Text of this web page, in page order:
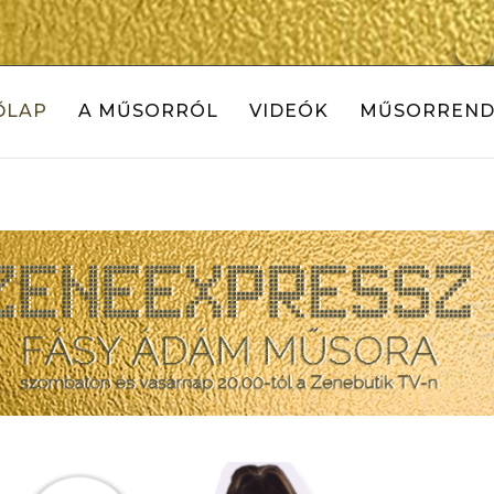
A MŰSORRÓL VIDEÓK